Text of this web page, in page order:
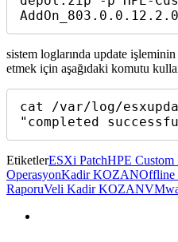
sistem loglarında update işleminin
etmek için aşağıdaki komutu
cat /var/log/
"completed
EtiketlerESXi PatchHPE Custom
OperasyonKadir KOZANOffline
RaporuVeli Kadir KOZAN